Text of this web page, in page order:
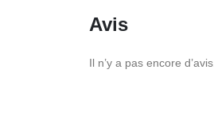
Avis
Il n’y a pas encore d’avis.